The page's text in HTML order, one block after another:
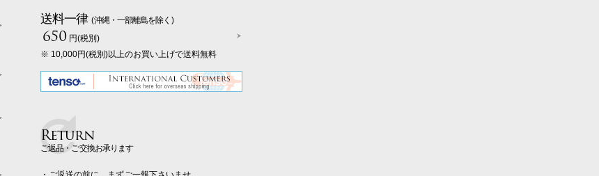
送料一律 (沖縄・一部離島を除く)
650 円(税別)
※ 10,000円(税別)以上のお買い上げで送料無料
Return
ご返品・ご交換お承ります